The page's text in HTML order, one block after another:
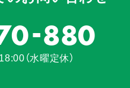
-880
（水曜定休）